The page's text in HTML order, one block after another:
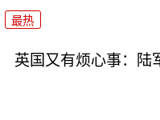
最热
英国又有烦心事：陆